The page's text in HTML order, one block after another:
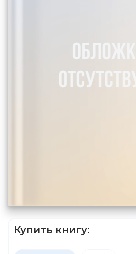
Купить книгу: